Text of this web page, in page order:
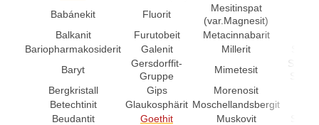
Babánekit
Fluorit
Mesitinspat
(var.Magnesit)
Balkanit
Furutobeit Metacinnabarit
Bariopharmakosiderit
Galenit Millerit
Baryt
Gersdorffit-
Gruppe
Mimetesit
Bergkristall
Gips Morenosit
Betechtinit
Glaukosphärit Moschellandsbergit
Beudantit
Goethit Muskovit